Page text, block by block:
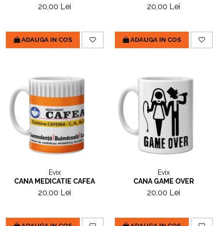
20,00 Lei
ADAUGA IN COS
20,00 Lei
ADAUGA IN COS
Evix
CANA MEDICATIE CAFEA
20,00 Lei
Evix
CANA GAME OVER
20,00 Lei